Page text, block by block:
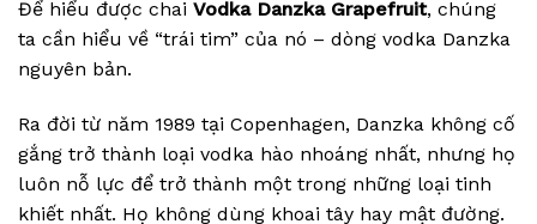
Để hiểu được chai Vodka Danzka Grapefruit, chúng
ta cần hiểu về “trái tim” của nó – dòng vodka Danzka
nguyên bản.
Ra đời từ năm 1989 tại Copenhagen, Danzka không cố
gắng trở thành loại vodka hào nhoáng nhất, nhưng họ
luôn nỗ lực để trở thành một trong những loại tinh
khiết nhất. Họ không dùng khoai tây hay mật đường.